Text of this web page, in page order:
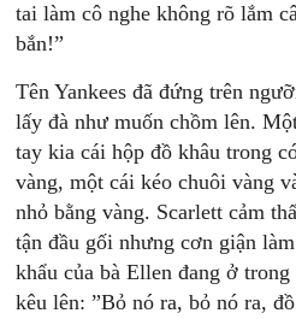
tai làm cô nghe không rõ lắm
bắn!”
Tên Yankees đã đứng trên
lấy đà như muốn chồm lên.
tay kia cái hộp đồ khâu trong
vàng, một cái kéo chuôi vàng
nhỏ bằng vàng. Scarlett cảm
tận đầu gối nhưng cơn giận
khẩu của bà Ellen đang ở
kêu lên: ”Bỏ nó ra, bỏ nó ra,